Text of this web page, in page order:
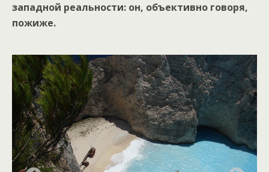
западной реальности: он, объективно говоря,
пожиже.